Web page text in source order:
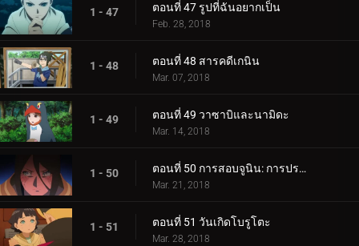
1 - 47 ตอนที่ 47 รูปที่ฉันอยากเป็น
Feb. 28, 2018
1 - 48 ตอนที่ 48 สารคดีเกนิน
Mar. 07, 2018
1 - 49 ตอนที่ 49 วาซาบิและนามิดะ
Mar. 14, 2018
1 - 50 ตอนที่ 50 การสอบจูนิน: การประชุมข้อเสนอแนะ
Mar. 21, 2018
1 - 51 ตอนที่ 51 วันเกิดโบรูโตะ
Mar. 28, 2018